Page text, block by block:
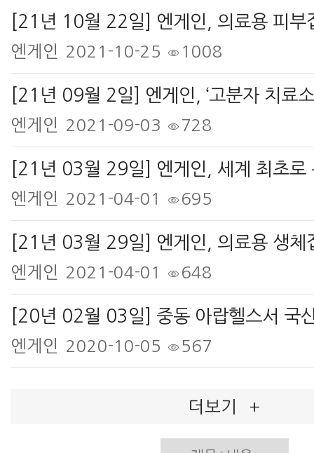
엔게인 2021-10-25 1008
엔게인 2021-09-03 728
엔게인 2021-04-01 695
엔게인 2021-04-01 648
엔게인 2020-10-05 567
더보기 +